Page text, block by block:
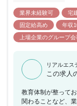
業界未経験可 宅
固定給高め
年収
上場企業のグループ会
リアルエス
この求人
教育体制が整って
関わることなど、